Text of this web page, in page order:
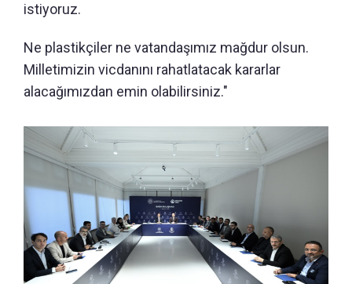
istiyoruz.
Ne plastikçiler ne vatandaşımız mağdur olsun.
Milletimizin vicdanını rahatlatacak kararlar
alacağımızdan emin olabilirsiniz."